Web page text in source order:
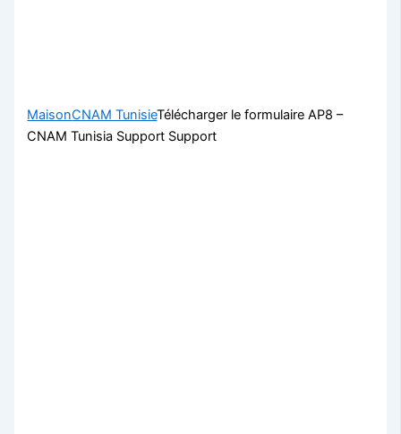
MaisonCNAM TunisieTélécharger le formulaire AP8 –
CNAM Tunisia Support Support